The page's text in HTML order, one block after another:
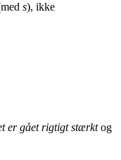
s), ikke
er gået rigtigt stærktog